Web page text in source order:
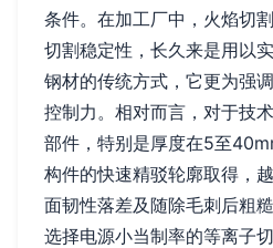
条件。在加工厂中，火焰切
切割稳定性，长久来是用以
钢材的传统方式，它更为强
控制力。相对而言，对于技
部件，特别是厚度在5至
构件的快速精驳轮廓取得，
面韧性落差及随除毛刺后粗
选择电源小当制率的等离子